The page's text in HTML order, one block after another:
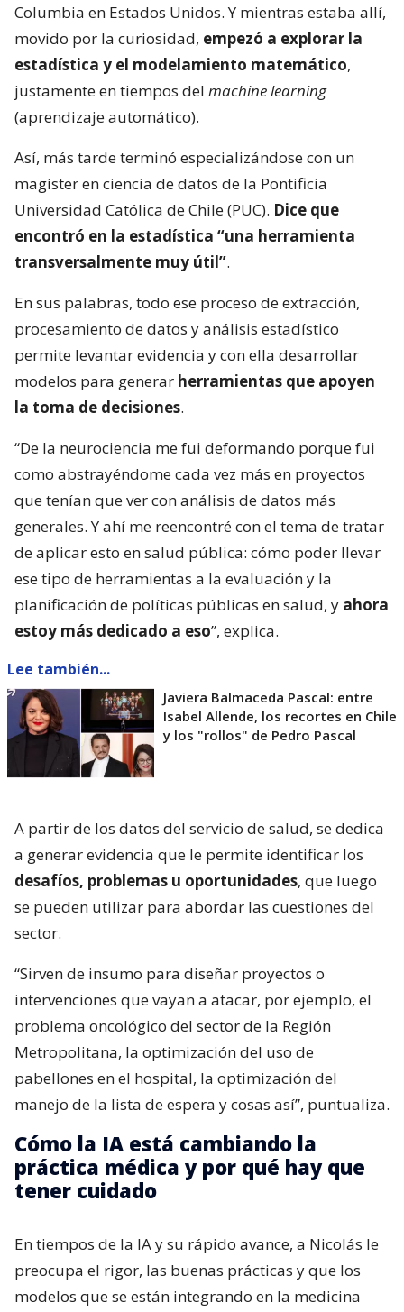
Columbia en Estados Unidos. Y mientras estaba allí,
movido por la curiosidad, empezó a explorar la
estadística y el modelamiento matemático,
justamente en tiempos del machine learning
(aprendizaje automático).
Así, más tarde terminó especializándose con un
magíster en ciencia de datos de la Pontificia
Universidad Católica de Chile (PUC). Dice que
encontró en la estadística “una herramienta
transversalmente muy útil”.
En sus palabras, todo ese proceso de extracción,
procesamiento de datos y análisis estadístico
permite levantar evidencia y con ella desarrollar
modelos para generar herramientas que apoyen
la toma de decisiones.
“De la neurociencia me fui deformando porque fui
como abstrayéndome cada vez más en proyectos
que tenían que ver con análisis de datos más
generales. Y ahí me reencontré con el tema de tratar
de aplicar esto en salud pública: cómo poder llevar
ese tipo de herramientas a la evaluación y la
planificación de políticas públicas en salud, y ahora
estoy más dedicado a eso”, explica.
Lee también...
Javiera Balmaceda Pascal: entre
Isabel Allende, los recortes en Chile
y los "rollos" de Pedro Pascal
A partir de los datos del servicio de salud, se dedica
a generar evidencia que le permite identificar los
desafíos, problemas u oportunidades, que luego
se pueden utilizar para abordar las cuestiones del
sector.
“Sirven de insumo para diseñar proyectos o
intervenciones que vayan a atacar, por ejemplo, el
problema oncológico del sector de la Región
Metropolitana, la optimización del uso de
pabellones en el hospital, la optimización del
manejo de la lista de espera y cosas así”, puntualiza.
Cómo la IA está cambiando la
práctica médica y por qué hay que
tener cuidado
En tiempos de la IA y su rápido avance, a Nicolás le
preocupa el rigor, las buenas prácticas y que los
modelos que se están integrando en la medicina